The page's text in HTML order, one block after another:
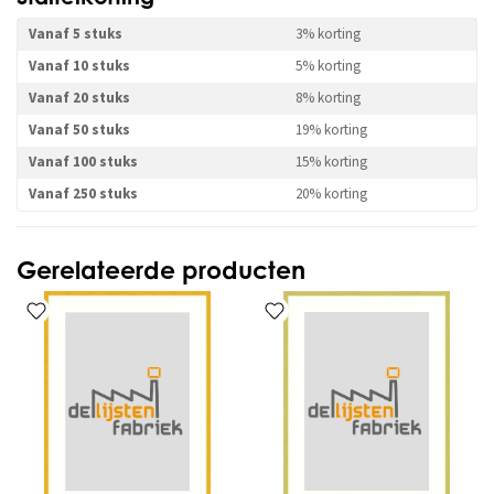
Vanaf 5 stuks
3% korting
Vanaf 10 stuks
5% korting
Vanaf 20 stuks
8% korting
Vanaf 50 stuks
19% korting
Vanaf 100 stuks
15% korting
Vanaf 250 stuks
20% korting
Gerelateerde producten